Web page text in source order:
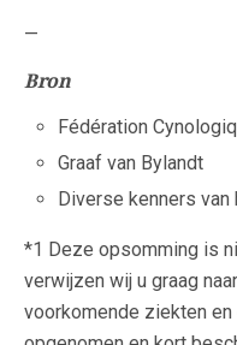
—
Bron
Fédération
Graaf van Bylandt
Diverse kenners van
*1 Deze opsomming is
verwijzen wij u graag naar
voorkomende ziekten